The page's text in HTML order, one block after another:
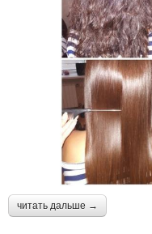
читать дальше →